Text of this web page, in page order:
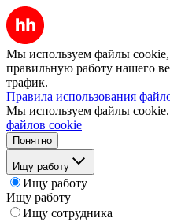
Мы используем файлы cookie,
правильную работу нашего
трафик.
Правила использования
Мы используем файлы cookie.
файлов cookie
Понятно
Ищу работу
Ищу работу
Ищу работу
Ищу сотрудника